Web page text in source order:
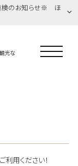
検のお知らせ※ ほ
光な
利用ください！